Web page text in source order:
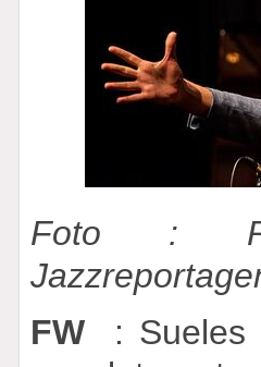
Foto :
FW
: Sueles